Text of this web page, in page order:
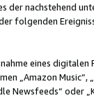
nachstehend
folgenden
eines digitalen
„Amazon Music“,
Newsfeeds“ oder